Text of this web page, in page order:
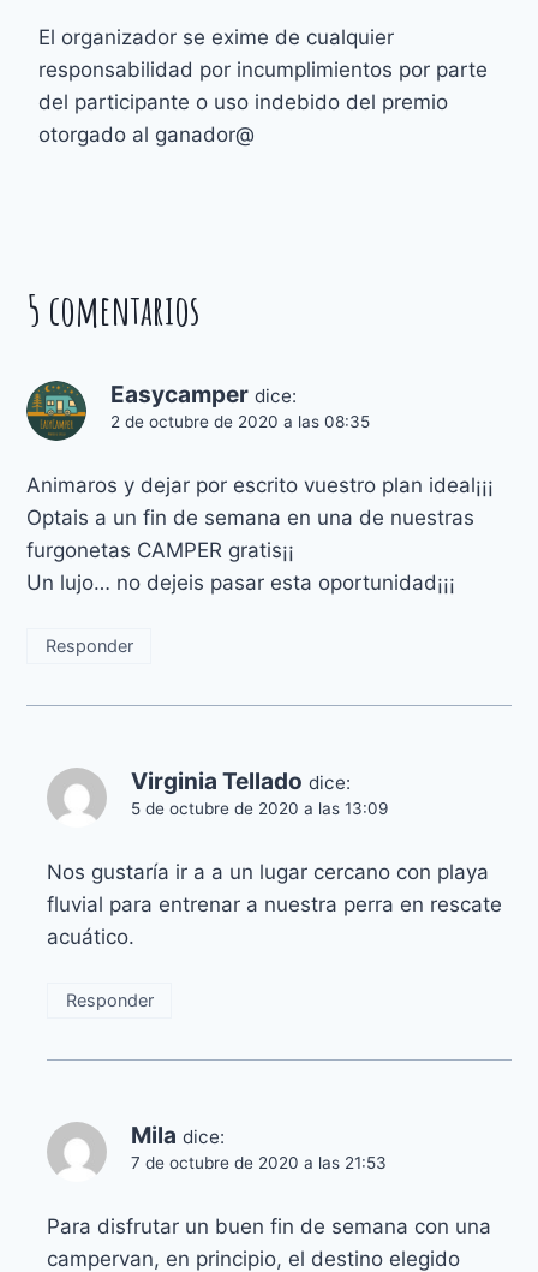
El organizador se exime de cualquier
responsabilidad por incumplimientos por parte
del participante o uso indebido del premio
otorgado al ganador@
5 comentarios
Easycamper dice:
2 de octubre de 2020 a las 08:35
Animaros y dejar por escrito vuestro plan ideal¡¡¡
Optais a un fin de semana en una de nuestras
furgonetas CAMPER gratis¡¡
Un lujo… no dejeis pasar esta oportunidad¡¡¡
Responder
Virginia Tellado dice:
5 de octubre de 2020 a las 13:09
Nos gustaría ir a a un lugar cercano con playa
fluvial para entrenar a nuestra perra en rescate
acuático.
Responder
Mila dice:
7 de octubre de 2020 a las 21:53
Para disfrutar un buen fin de semana con una
campervan, en principio, el destino elegido